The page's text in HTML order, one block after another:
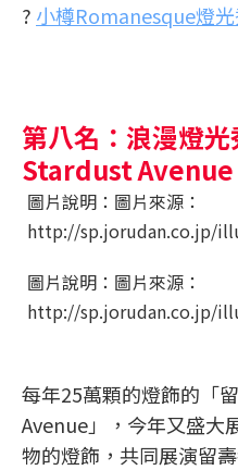
? 小樽Romanesque燈
第八名：浪漫燈
Stardust Avenue
圖片說明：圖片來源：
http://sp.jorudan.co.jp/
圖片說明：圖片來源：
http://sp.jorudan.co.jp/
每年25萬顆的燈飾的「
Avenue」，今年又盛大
物的燈飾，共同展演留